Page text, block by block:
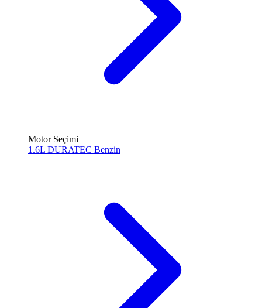
Motor Seçimi
1.6L DURATEC Benzin